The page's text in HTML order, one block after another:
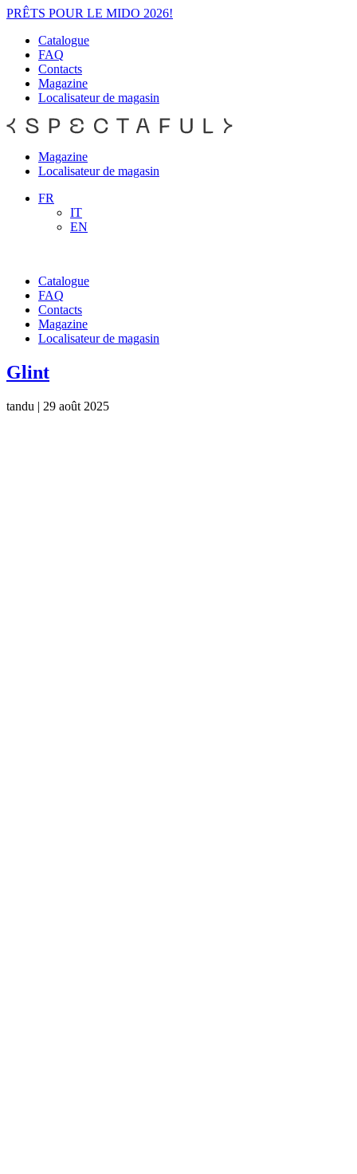
PRÊTS POUR LE MIDO 2026!
Catalogue
FAQ
Contacts
Magazine
Localisateur de magasin
Magazine
Localisateur de magasin
FR
IT
EN
Catalogue
FAQ
Contacts
Magazine
Localisateur de magasin
Glint
tandu | 29 août 2025